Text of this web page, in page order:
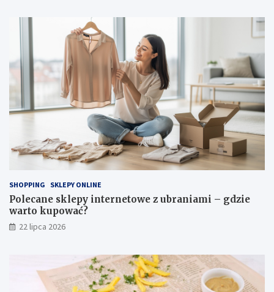
SHOPPING SKLEPY ONLINE
Polecane sklepy internetowe z ubraniami – gdzie
warto kupować?
22 lipca 2026